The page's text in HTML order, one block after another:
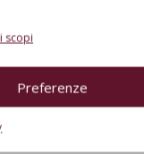
scopi
Preferenze